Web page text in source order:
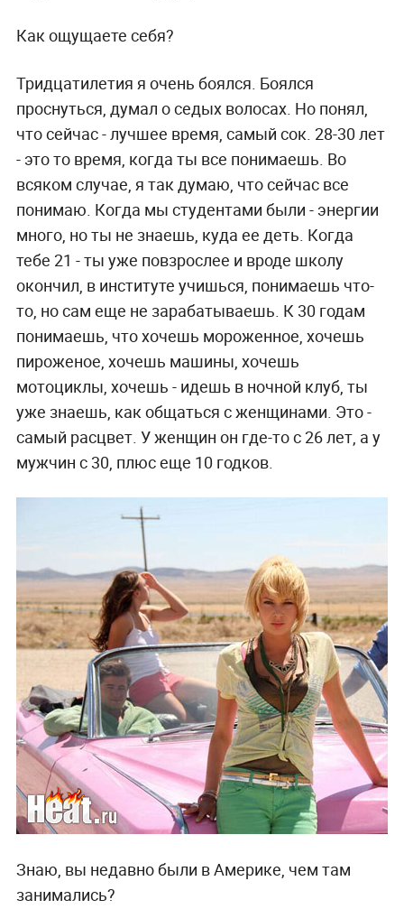
Как ощущаете себя?
Тридцатилетия я очень боялся. Боялся
проснуться, думал о седых волосах. Но понял,
что сейчас - лучшее время, самый сок. 28-30 лет
- это то время, когда ты все понимаешь. Во
всяком случае, я так думаю, что сейчас все
понимаю. Когда мы студентами были - энергии
много, но ты не знаешь, куда ее деть. Когда
тебе 21 - ты уже повзрослее и вроде школу
окончил, в институте учишься, понимаешь что-
то, но сам еще не зарабатываешь. К 30 годам
понимаешь, что хочешь мороженное, хочешь
пироженое, хочешь машины, хочешь
мотоциклы, хочешь - идешь в ночной клуб, ты
уже знаешь, как общаться с женщинами. Это -
самый расцвет. У женщин он где-то с 26 лет, а у
мужчин с 30, плюс еще 10 годков.
Знаю, вы недавно были в Америке, чем там
занимались?